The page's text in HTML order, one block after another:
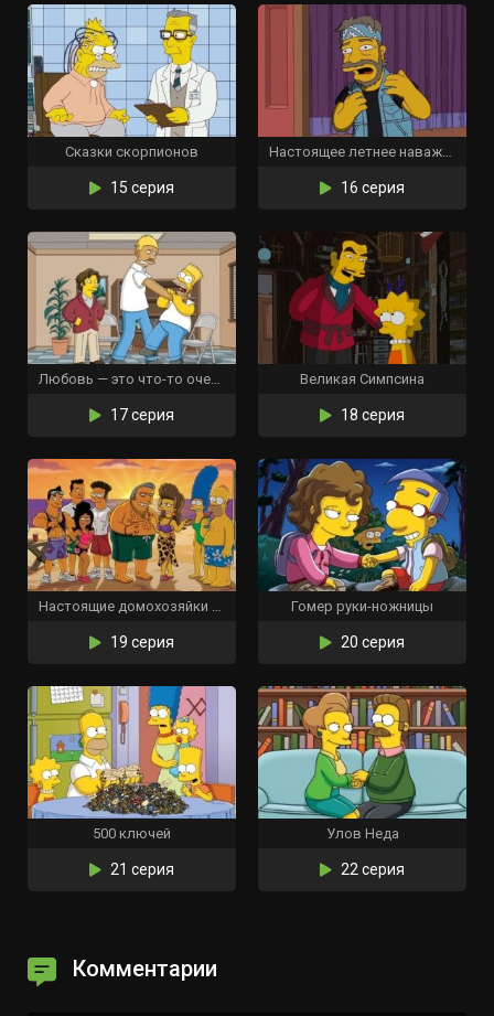
Сказки скорпионов
15 серия
Настоящее летнее наваждение
16 серия
Любовь — это что-то очень удушающее
17 серия
Великая Симпсина
18 серия
Настоящие домохозяйки Жирного Тони
19 серия
Гомер руки-ножницы
20 серия
500 ключей
21 серия
Улов Неда
22 серия
Комментарии